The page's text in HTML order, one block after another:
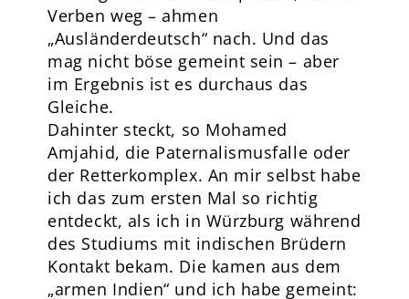
Verben weg – ahmen
„Ausländerdeutsch“ nach. Und das
mag nicht böse gemeint sein – aber
im Ergebnis ist es durchaus das
Gleiche.
Dahinter steckt, so Mohamed
Amjahid, die Paternalismusfalle oder
der Retterkomplex. An mir selbst habe
ich das zum ersten Mal so richtig
entdeckt, als ich in Würzburg während
des Studiums mit indischen Brüdern
Kontakt bekam. Die kamen aus dem
„armen Indien“ und ich habe gemeint: